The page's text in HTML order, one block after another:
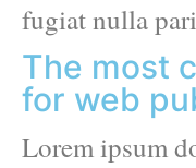
fugiat nulla
The most
for web
Lorem ipsum